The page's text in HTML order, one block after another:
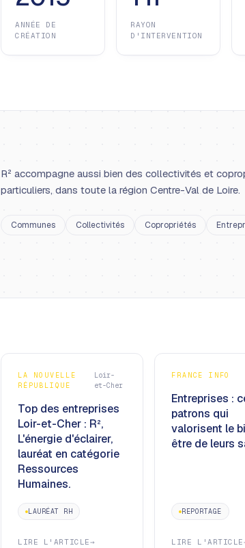
ANNÉE DE
CRÉATION
RAYON
D'INTERVENTION
R² accompagne aussi bien des collectivités et
particuliers, dans toute la région Centre-Val de Loire.
Communes Collectivités Copropriétés
LA NOUVELLE
RÉPUBLIQUE
Loir-
et-Cher
Top des entreprises
Loir-et-Cher : R²,
L'énergie d'éclairer,
lauréat en catégorie
Ressources
Humaines.
LAURÉAT RH
LIRE L'ARTICLE→
FRANCE INFO
Entreprises :
patrons qui
valorisent le
être de leurs
REPORTAGE
LIRE L'ARTICLE